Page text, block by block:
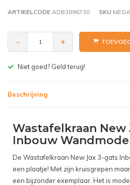
ARTIKELCODE ADB3896730 SKU
- +
Gratis bezorgen v.a. € 150,- (NL)
Beschrijving
Wastafelkraan New
Inbouw
De Wastafelkraan New Jax 3-gats
een plaatje! Met zijn kruisgrepen
een bijzonder exemplaar. Het is